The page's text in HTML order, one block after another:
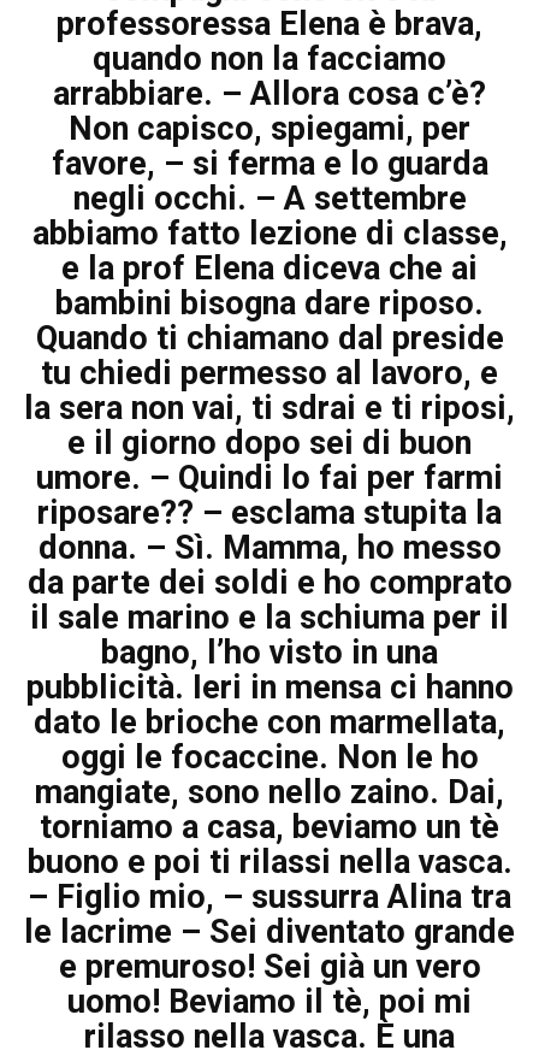
professoressa Elena è brava,
quando non la facciamo
arrabbiare. – Allora cosa c’è?
Non capisco, spiegami, per
favore, – si ferma e lo guarda
negli occhi. – A settembre
abbiamo fatto lezione di classe,
e la prof Elena diceva che ai
bambini bisogna dare riposo.
Quando ti chiamano dal preside
tu chiedi permesso al lavoro, e
la sera non vai, ti sdrai e ti riposi,
e il giorno dopo sei di buon
umore. – Quindi lo fai per farmi
riposare?? – esclama stupita la
donna. – Sì. Mamma, ho messo
da parte dei soldi e ho comprato
il sale marino e la schiuma per il
bagno, l’ho visto in una
pubblicità. Ieri in mensa ci hanno
dato le brioche con marmellata,
oggi le focaccine. Non le ho
mangiate, sono nello zaino. Dai,
torniamo a casa, beviamo un tè
buono e poi ti rilassi nella vasca.
– Figlio mio, – sussurra Alina tra
le lacrime – Sei diventato grande
e premuroso! Sei già un vero
uomo! Beviamo il tè, poi mi
rilasso nella vasca. È una